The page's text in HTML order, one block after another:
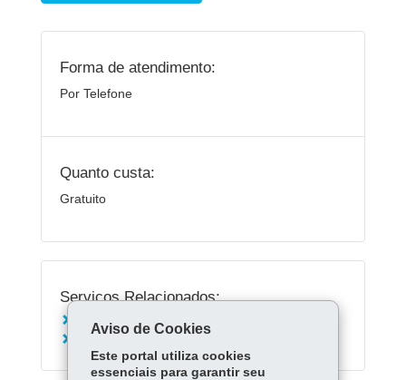
Forma de atendimento:
Por Telefone
Quanto custa:
Gratuito
Serviços Relacionados:
Acionar Corpo de Bombeiros - 193
Aviso de Cookies
Este portal utiliza cookies
essenciais para garantir seu